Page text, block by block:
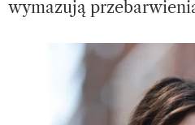
wymazują